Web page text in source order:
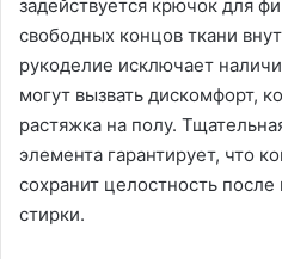
задействуется крючок для
свободных концов ткани
рукоделие исключает
могут вызвать дискомфорт,
растяжка на полу.
элемента гарантирует, что
сохранит целостность
стирки.